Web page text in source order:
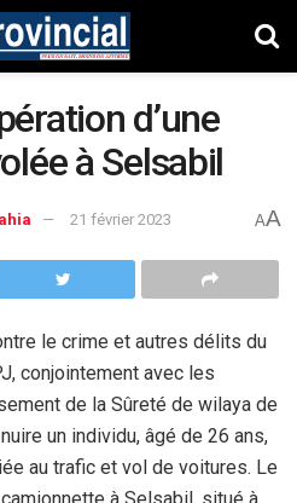
d’une
à Selsabil
21 février 2023 AA
le crime et autres délits du
conjointement avec les
de la Sûreté de wilaya de
un individu, âgé de 26 ans,
au trafic et vol de voitures. Le